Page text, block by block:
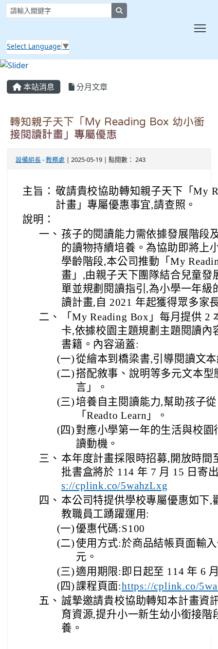
Select Language ▼
本站消息 分月文章
轉知親子天下「My Reading Box 幼小銜
接閱讀計畫」專屬優惠
設備組長-教務處 | 2025-05-19 | 點閱數： 243
主旨： 敬請貴校協助轉知親子天下「My
計畫」專屬優惠事宜,請查照。
說明：
一、 孩子的閱讀能力需依據發展階段
的讀物持續培養。為協助即將上
學齡階段,本公司推動「My
畫」,由親子天下團隊結合兒童發
單並規劃閱讀指引,為小學一年級
讀計畫,自 2021 年起獲得眾多家
二、
「My Reading Box」每月提供
卡,依據校園主題規劃主題閱讀內
書籍。內容涵蓋:
(一)從繪本到橋梁書,引導閱讀文
(二) 搭配敘事、說明等多元文本
言」。
(三) 培養自主閱讀能力,幫助孩子
「Readto Learn」。
(四) 對應小學第一年的生活與校
讀動機。
三、 本年度計畫採限時招募,開放時間
批書盒將於 114 年 7 月 15 日寄
s://cplink.co/5wahzLxg
四、 本公司特提供學校專屬優惠如下,
教職員工踴躍運用:
(一)優惠代碼:S100
(二)使用方式:於商品結帳頁面輸
元。
(三) 適用期限:即日起至 114 年 6
(四)課程頁面:https://cplink.co/
五、 誠摯邀請貴校協助轉知本計畫資
育資源,提升小一新生幼小銜接階
養。